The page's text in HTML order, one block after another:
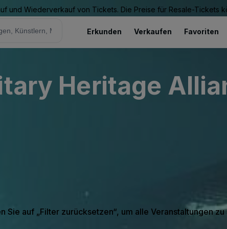
und Wiederverkauf von Tickets. Die Preise für Resale-Tickets
Erkunden Verkaufen Favoriten
Heritage
Sie auf „Filter zurücksetzen“, um alle Veranstaltungen zu